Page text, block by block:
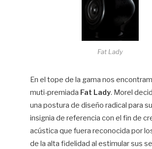
Fat Lady
En el tope de la gama nos
muti-premiada Fat Lady. Morel
una postura de diseño radical para
insignia de referencia con el fin de
acústica que fuera reconocida por
de la alta fidelidad al estimular sus